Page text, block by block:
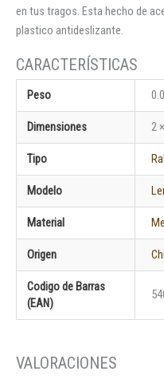
en tus tragos. Esta hecho de
plastico antideslizante.
Peso
Dimensiones 2
Tipo
Modelo
Material
Origen
Codigo de Barras
(EAN)